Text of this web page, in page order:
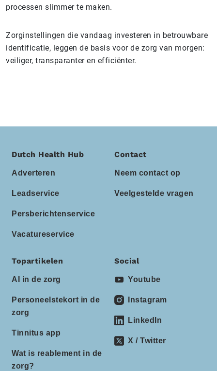
processen slimmer te maken.
Zorginstellingen die vandaag investeren in betrouwbare
identificatie, leggen de basis voor de zorg van morgen:
veiliger, transparanter en efficiënter.
Dutch Health Hub
Adverteren
Leadservice
Persberichtenservice
Vacatureservice
Contact
Neem contact op
Veelgestelde vragen
Topartikelen
AI in de zorg
Personeelstekort in de
zorg
Tinnitus app
Wat is reablement in de
zorg?
Social
Youtube
Instagram
LinkedIn
X / Twitter